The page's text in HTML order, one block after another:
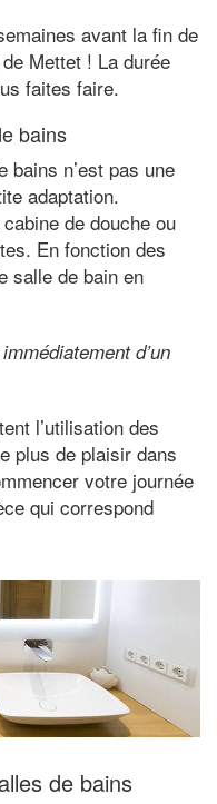
avant la fin de
Mettet ! La durée
faites faire.
bains
bains n’est pas une
adaptation.
de douche ou
En fonction des
salle de bain en
d’un
l’utilisation des
plus de plaisir dans
votre journée
qui correspond
de bains